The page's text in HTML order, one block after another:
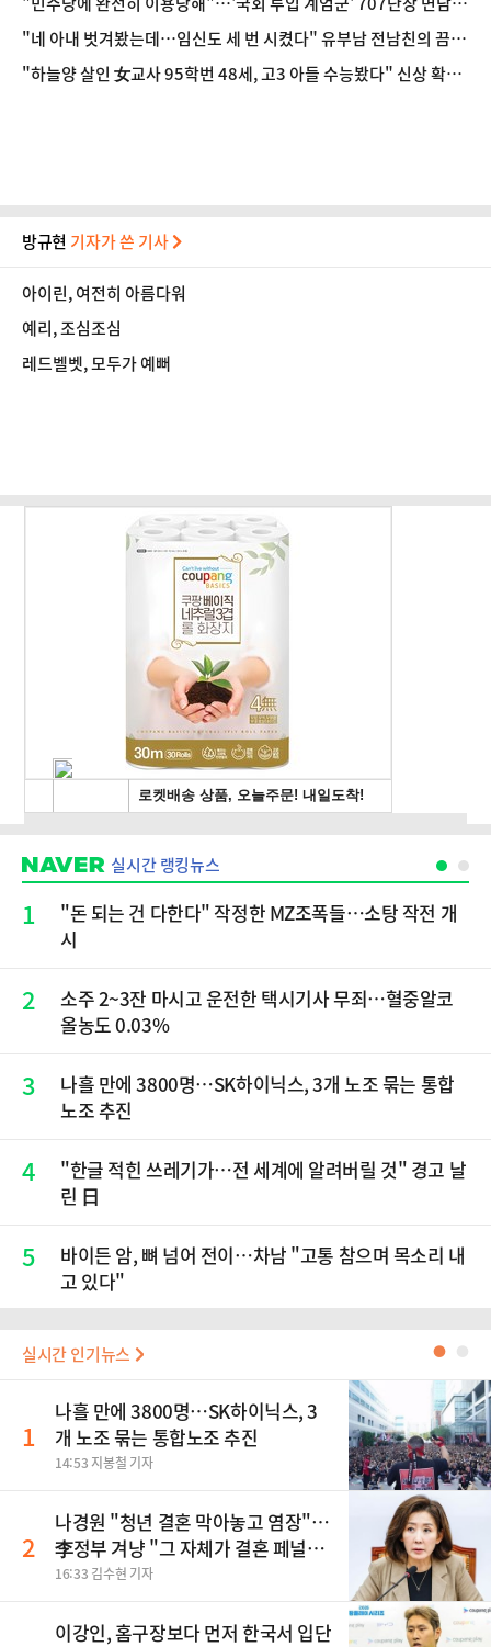
성일종
"네 아내 벗겨봤는데…임신도 세 번 시켰다" 유부남 전남친의 끔찍
한 스토킹
"하늘양 살인 女교사 95학번 48세, 고3 아들 수능봤다" 신상 확산
방규현 기자가 쓴 기사
아이린, 여전히 아름다워
예리, 조심조심
레드벨벳, 모두가 예뻐
실시간 랭킹뉴스
1
"돈 되는 건 다한다" 작정한 MZ조폭들…소탕 작전 개
시
2
소주 2~3잔 마시고 운전한 택시기사 무죄…혈중알코
올농도 0.03%
3
나흘 만에 3800명…SK하이닉스, 3개 노조 묶는 통합
노조 추진
4
"한글 적힌 쓰레기가…전 세계에 알려버릴 것" 경고 날
린 日
5
바이든 암, 뼈 넘어 전이…차남 "고통 참으며 목소리 내
고 있다"
실시간 인기뉴스 ●
1
나흘 만에 3800명…SK하이닉스, 3
개 노조 묶는 통합노조 추진
14:53 지봉철 기자
2
나경원 "청년 결혼 막아놓고 염장"…
李정부 겨냥 "그 자체가 결혼 페널
티"
16:33 김수현 기자
이강인, 홈구장보다 먼저 한국서 입단